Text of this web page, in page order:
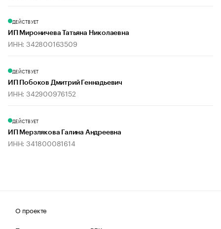
ДЕЙСТВУЕТ
ИП Мироничева Татьяна Николаевна
ИНН: 342800163509
ДЕЙСТВУЕТ
ИП Побоков Дмитрий Геннадьевич
ИНН: 342900976152
ДЕЙСТВУЕТ
ИП Мерзлякова Галина Андреевна
ИНН: 341800081614
О проекте